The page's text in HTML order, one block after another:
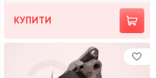
КУПИТИ